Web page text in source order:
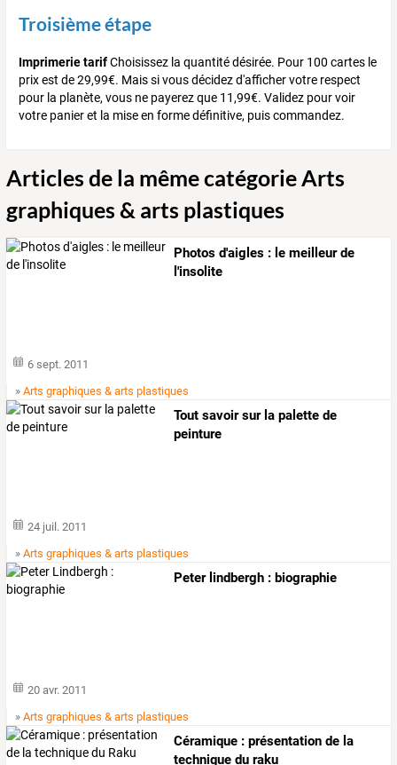
Troisième étape
Imprimerie tarifChoisissez la quantité désirée. Pour 100 cartes le
prix est de 29,99€. Mais si vous décidez d'afficher votre respect
pour la planète, vous ne payerez que 11,99€. Validez pour voir
votre panier et la mise en forme définitive, puis commandez.
Articles de la même catégorie Arts
graphiques & arts plastiques
Photos d'aigles : le meilleur de
l'insolite
6 sept. 2011
»Arts graphiques & arts plastiques
Tout savoir sur la palette de
peinture
24 juil. 2011
»Arts graphiques & arts plastiques
Peter lindbergh : biographie
20 avr. 2011
»Arts graphiques & arts plastiques
Céramique : présentation de la
technique du raku